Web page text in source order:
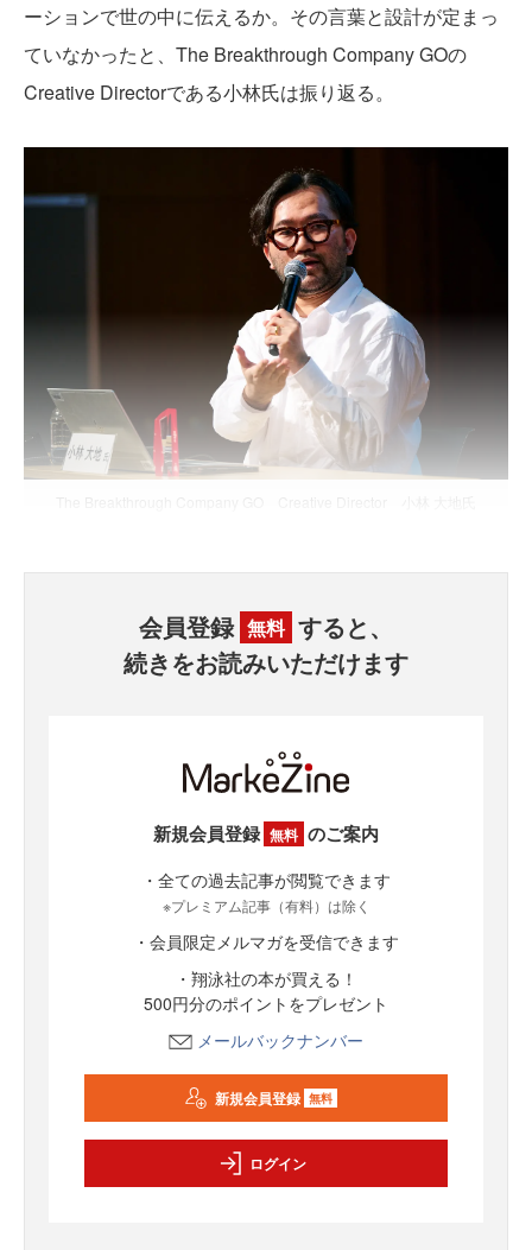
ーションで世の中に伝えるか。その言葉と設計が定まっ
ていなかったと、The Breakthrough Company GOの
Creative Directorである小林氏は振り返る。
会員登録 無料 すると、
続きをお読みいただけます
新規会員登録 無料 のご案内
・全ての過去記事が閲覧できます
※プレミアム記事（有料）は除く
・会員限定メルマガを受信できます
・翔泳社の本が買える！
500円分のポイントをプレゼント
メールバックナンバー
新規会員登録 無料
ログイン